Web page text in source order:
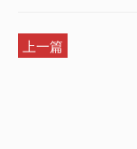
上一篇